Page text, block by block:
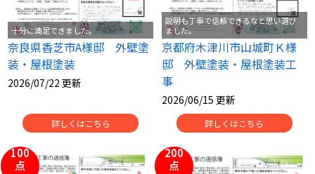
見積もりシミュレーション
十分に満足できました。
奈良県香芝市A様邸 外壁塗
装・屋根塗装
2026/07/22 更新
詳しくはこちら
説明も丁寧で信頼できるなと思い選び
ました。
京都府木津川市山城町Ｋ様
邸 外壁塗装・屋根塗装工
事
2026/06/15 更新
詳しくはこちら
100
点
200
点